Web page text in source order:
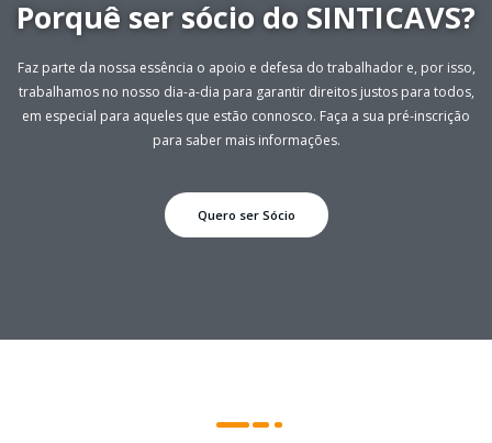
Porquê ser sócio do SINTICAVS?
Faz parte da nossa essência o apoio e defesa do trabalhador e, por isso,
trabalhamos no nosso dia-a-dia para garantir direitos justos para todos,
em especial para aqueles que estão connosco. Faça a sua pré-inscrição
para saber mais informações.
Quero ser Sócio